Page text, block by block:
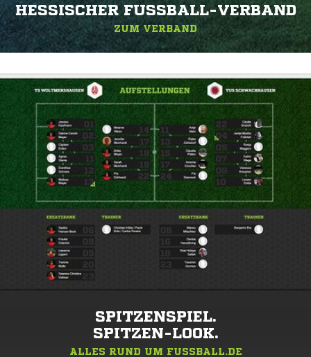
HESSISCHER FUSSBALL-VERBAND
ZUM VERBAND
SPITZENSPIEL.
SPITZEN-LOOK.
ALLES RUND UM FUSSBALL.DE